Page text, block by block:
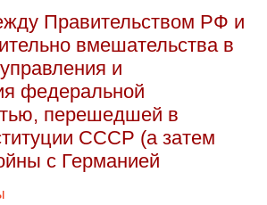
Правительством РФ и
вмешательства в
и
федеральной
перешедшей в
СССР (а затем
с Германией